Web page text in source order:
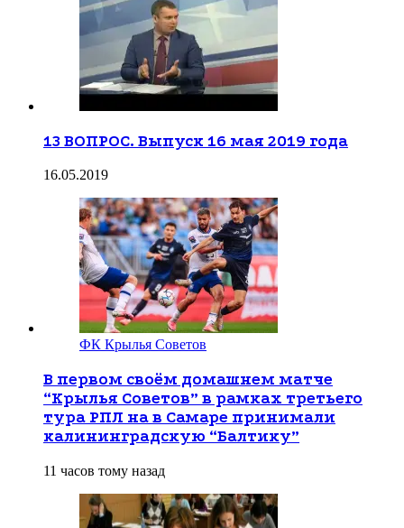
13 ВОПРОС. Выпуск 16 мая 2019 года
16.05.2019
ФК Крылья Советов
В первом своём домашнем матче
“Крылья Советов” в рамках третьего
тура РПЛ на в Самаре принимали
калининградскую “Балтику”
11 часов тому назад